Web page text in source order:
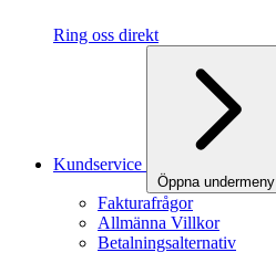
Ring oss direkt
Kundservice
Öppna undermeny
Fakturafrågor
Allmänna Villkor
Betalningsalternativ